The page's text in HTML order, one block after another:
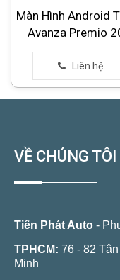
Màn Hình Android
Avanza Premio
VỀ CHÚNG TÔI
Tiến Phát Auto -
TPHCM: 76 - 82
Minh